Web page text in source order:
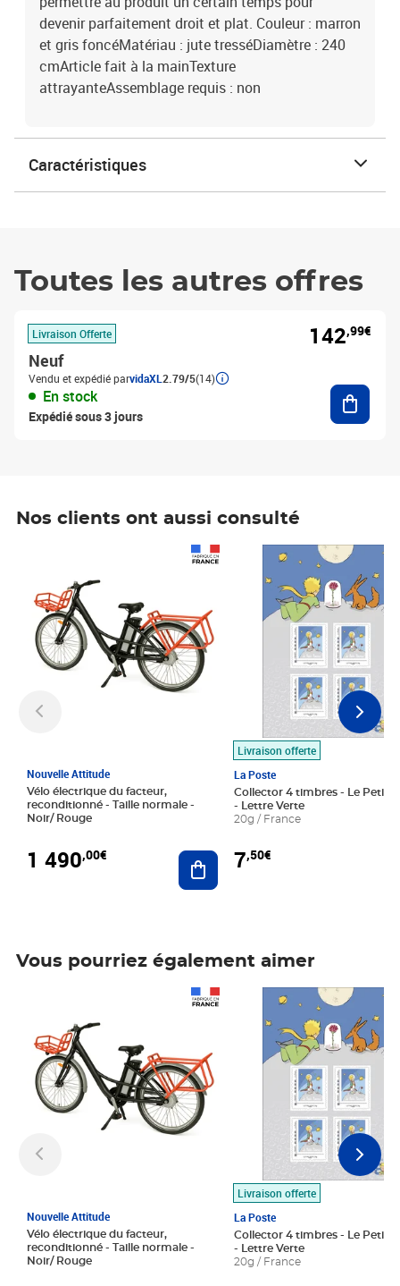
devenir parfaitement droit et plat. Couleur : marron
et gris foncéMatériau : jute tresséDiamètre : 240
cmArticle fait à la mainTexture
attrayanteAssemblage requis : non
Caractéristiques
Toutes les autres offres
Livraison Offerte
Neuf
Vendu et expédié parvidaXL 2.79/5(14)
En stock
Expédié sous 3 jours
142,99€
Nos clients ont aussi consulté
Nouvelle Attitude
Vélo électrique du facteur,
reconditionné - Taille normale -
Noir/ Rouge
1 490,00€ Ajouter au panier
Livraison offerte
La Poste
Collector 4 timbres - Le Petit
- Lettre Verte
20g / France
7,50€
Prix 7,50€
Vous pourriez également aimer
Nouvelle Attitude
Vélo électrique du facteur,
reconditionné - Taille normale -
Noir/ Rouge
Livraison offerte
La Poste
Collector 4 timbres - Le Petit
- Lettre Verte
20g / France
Prix 7,50€